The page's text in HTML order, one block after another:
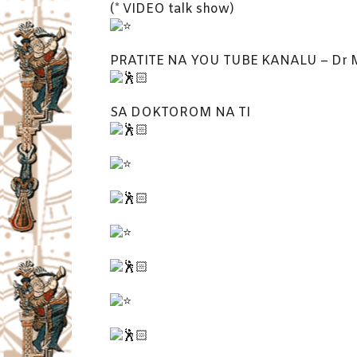
(* VIDEO talk show)
PRATITE NA YOU TUBE KANALU – Dr
SA DOKTOROM NA TI